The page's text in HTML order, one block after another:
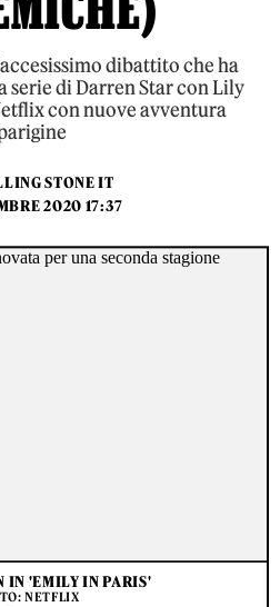
dibattito che ha
serie di Darren Star con Lily
con nuove avventura
STONE IT
2020 17:37
IN 'EMILY IN PARIS'
NETFLIX